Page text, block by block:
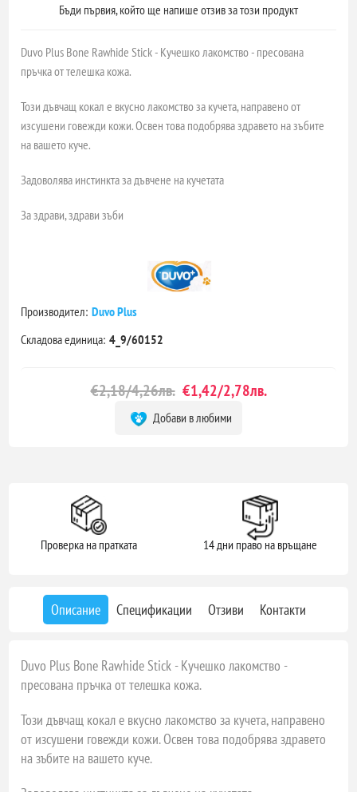
Бъди първия, който ще напише отзив за този продукт
Duvo Plus Bone Rawhide Stick - Кучешко лакомство - пресована
пръчка от телешка кожа.
Този дъвчащ кокал е вкусно лакомство за кучета, направено от
изсушени говежди кожи. Освен това подобрява здравето на зъбите
на вашето куче.
Задоволява инстинкта за дъвчене на кучетата
За здрави, здрави зъби
Производител: Duvo Plus
Складова единица: 4_9/60152
€2,18/4,26лв. €1,42/2,78лв.
Добави в любими
Проверка на пратката 14 дни право на връщане
Описание Спецификации Отзиви Контакти
Duvo Plus Bone Rawhide Stick - Кучешко лакомство -
пресована пръчка от телешка кожа.
Този дъвчащ кокал е вкусно лакомство за кучета, направено
от изсушени говежди кожи. Освен това подобрява здравето
на зъбите на вашето куче.